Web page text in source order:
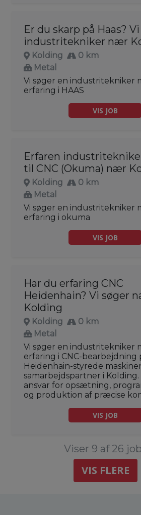
Er du skarp på Haas?
industritekniker nær
Kolding
0 km
Metal
Vi søger en industritekniker
erfaring i HAAS
VIS JOB
Erfaren
til CNC (Okuma) nær
Kolding
0 km
Metal
Vi søger en industritekniker
erfaring i okuma
VIS JOB
Har du erfaring CNC
Heidenhain? Vi søger
Kolding
Kolding
0 km
Metal
Vi søger en industritekniker
erfaring i CNC-bearbejdning
Heidenhain-styrede
samarbejdspartner i
ansvar for opsætning,
og produktion af præcise
VIS JOB
Viser 9 af 26
VIS FLERE